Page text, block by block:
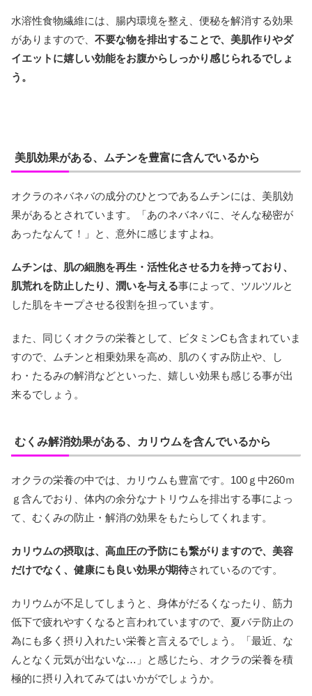
水溶性食物繊維には、腸内環境を整え、便秘を解消する効果
がありますので、 不要な物を排出することで、美肌作りやダ
イエットに嬉しい効能をお腹からしっかり感じられるでしょ
う。
美肌効果がある、ムチンを豊富に含んでいるから
オクラのネバネバの成分のひとつであるムチンには、美肌効
果があるとされています。「あのネバネバに、そんな秘密が
あったなんて！」と、意外に感じますよね。
ムチンは、肌の細胞を再生・活性化させる力を持っており、
肌荒れを防止したり、潤いを与える事によって、ツルツルと
した肌をキープさせる役割を担っています。
また、同じくオクラの栄養として、ビタミンCも含まれていま
すので、ムチンと相乗効果を高め、肌のくすみ防止や、し
わ・たるみの解消などといった、嬉しい効果も感じる事が出
来るでしょう。
むくみ解消効果がある、カリウムを含んでいるから
オクラの栄養の中では、カリウムも豊富です。100ｇ中260ｍ
ｇ含んでおり、体内の余分なナトリウムを排出する事によっ
て、むくみの防止・解消の効果をもたらしてくれます。
カリウムの摂取は、高血圧の予防にも繋がりますので、美容
だけでなく、健康にも良い効果が期待されているのです。
カリウムが不足してしまうと、身体がだるくなったり、筋力
低下で疲れやすくなると言われていますので、夏バテ防止の
為にも多く摂り入れたい栄養と言えるでしょう。「最近、な
んとなく元気が出ないな…」と感じたら、オクラの栄養を積
極的に摂り入れてみてはいかがでしょうか。